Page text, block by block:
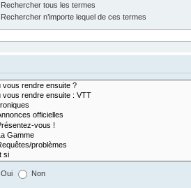
Rechercher tous les termes
Rechercher n’importe lequel de ces termes
Oui Non